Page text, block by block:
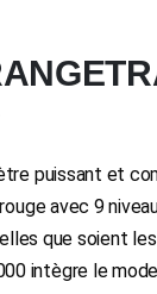
puissant et
rouge avec 9
que soient
intègre le